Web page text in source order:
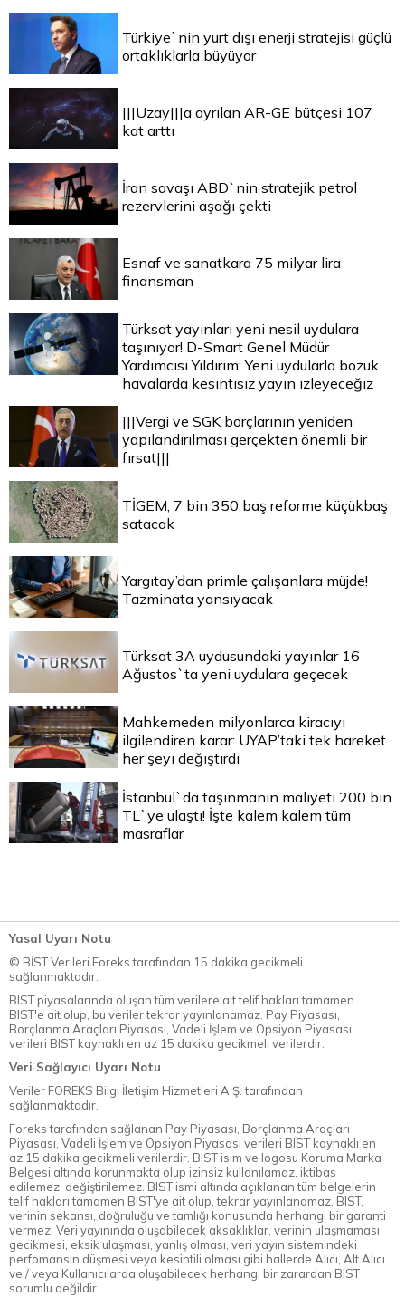
Türkiye`nin yurt dışı enerji stratejisi güçlü
ortaklıklarla büyüyor
|||Uzay|||a ayrılan AR-GE bütçesi 107
kat arttı
İran savaşı ABD`nin stratejik petrol
rezervlerini aşağı çekti
Esnaf ve sanatkara 75 milyar lira
finansman
Türksat yayınları yeni nesil uydulara
taşınıyor! D-Smart Genel Müdür
Yardımcısı Yıldırım: Yeni uydularla bozuk
havalarda kesintisiz yayın izleyeceğiz
|||Vergi ve SGK borçlarının yeniden
yapılandırılması gerçekten önemli bir
fırsat|||
TİGEM, 7 bin 350 baş reforme küçükbaş
satacak
Yargıtay’dan primle çalışanlara müjde!
Tazminata yansıyacak
Türksat 3A uydusundaki yayınlar 16
Ağustos`ta yeni uydulara geçecek
Mahkemeden milyonlarca kiracıyı
ilgilendiren karar: UYAP’taki tek hareket
her şeyi değiştirdi
İstanbul`da taşınmanın maliyeti 200 bin
TL`ye ulaştı! İşte kalem kalem tüm
masraflar
Yasal Uyarı Notu
© BİST Verileri Foreks tarafından 15 dakika gecikmeli
sağlanmaktadır.
BIST piyasalarında oluşan tüm verilere ait telif hakları tamamen
BIST'e ait olup, bu veriler tekrar yayınlanamaz. Pay Piyasası,
Borçlanma Araçları Piyasası, Vadeli İşlem ve Opsiyon Piyasası
verileri BIST kaynaklı en az 15 dakika gecikmeli verilerdir.
Veri Sağlayıcı Uyarı Notu
Veriler FOREKS Bilgi İletişim Hizmetleri A.Ş. tarafından
sağlanmaktadır.
Foreks tarafından sağlanan Pay Piyasası, Borçlanma Araçları
Piyasası, Vadeli İşlem ve Opsiyon Piyasası verileri BIST kaynaklı en
az 15 dakika gecikmeli verilerdir. BIST isim ve logosu Koruma Marka
Belgesi altında korunmakta olup izinsiz kullanılamaz, iktibas
edilemez, değiştirilemez. BIST ismi altında açıklanan tüm belgelerin
telif hakları tamamen BIST'ye ait olup, tekrar yayınlanamaz. BIST,
verinin sekansı, doğruluğu ve tamlığı konusunda herhangi bir garanti
vermez. Veri yayınında oluşabilecek aksaklıklar, verinin ulaşmaması,
gecikmesi, eksik ulaşması, yanlış olması, veri yayın sistemindeki
perfomansın düşmesi veya kesintili olması gibi hallerde Alıcı, Alt Alıcı
ve / veya Kullanıcılarda oluşabilecek herhangi bir zarardan BIST
sorumlu değildir.